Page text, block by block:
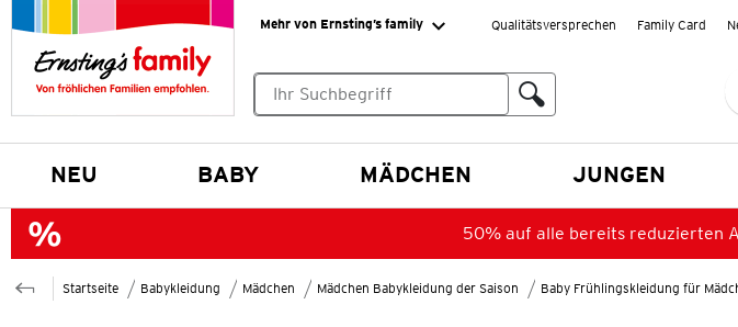
Mehr von Ernsting’s family Qualitätsversprechen Family Card
NEU BABY MÄDCHEN JUNGEN
50% auf alle bereits reduzierten
Startseite Babykleidung Mädchen Mädchen Babykleidung der Saison Baby Frühlingskleidung für